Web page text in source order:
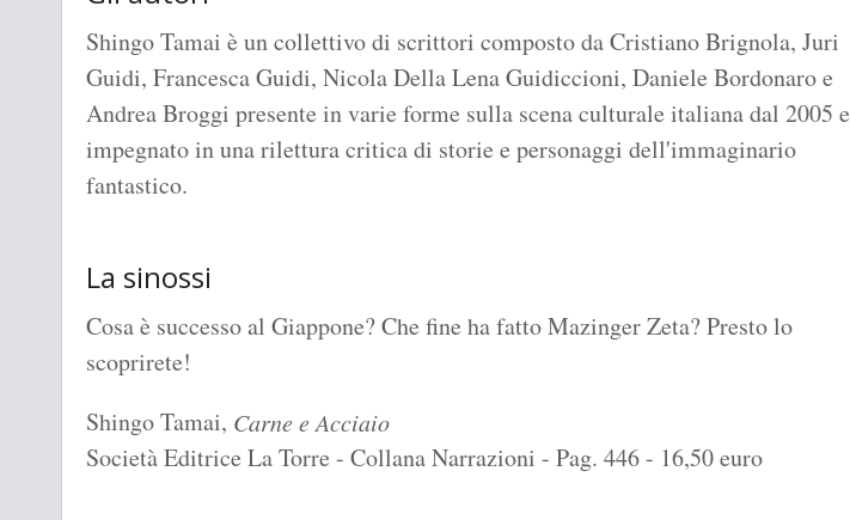
Shingo Tamai è un collettivo di scrittori composto da Cristiano Brignola, Juri
Guidi, Francesca Guidi, Nicola Della Lena Guidiccioni, Daniele Bordonaro e
Andrea Broggi presente in varie forme sulla scena culturale italiana dal 2005 e
impegnato in una rilettura critica di storie e personaggi dell'immaginario
fantastico.
La sinossi
Cosa è successo al Giappone? Che fine ha fatto Mazinger Zeta? Presto lo
scoprirete!
Shingo Tamai, Carne e Acciaio
Società Editrice La Torre - Collana Narrazioni - Pag. 446 - 16,50 euro